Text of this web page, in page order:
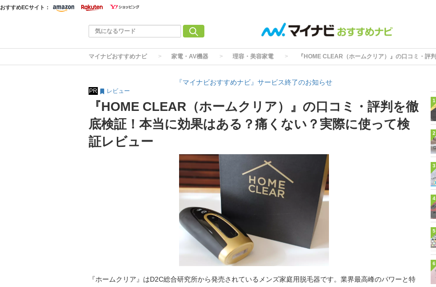
おすすめECサイト：
マイナビおすすめナビ 家電・AV機器 理容・美容家電 『HOME CLEAR（ホームクリア）』の口コミ・
『マイナビおすすめナビ』サービス終了のお知らせ
PR レビュー
『HOME CLEAR（ホームクリア）』の口コミ・評判を徹
底検証！本当に効果はある？痛くない？実際に使って検
証レビュー
『ホームクリア』はD2C総合研究所から発売されているメンズ家庭用脱毛器です。業界最高峰のパワーと特
1
2
3
4
5
6